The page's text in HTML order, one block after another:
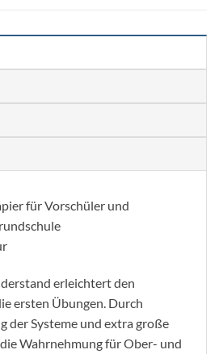
für Vorschüler und
erleichtert den
ersten Übungen. Durch
der Systeme und extra große
Wahrnehmung für Ober- und